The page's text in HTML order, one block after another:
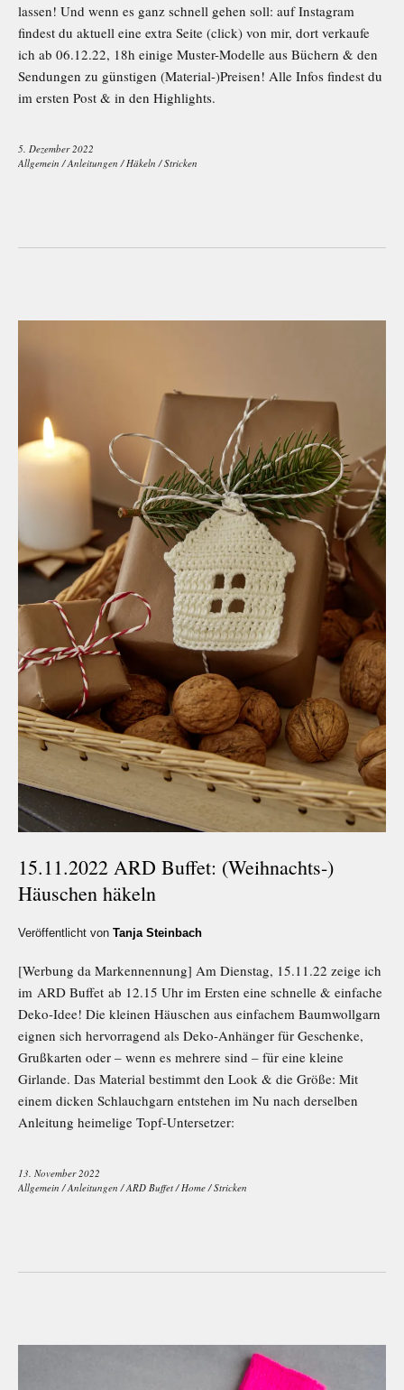
lassen! Und wenn es ganz schnell gehen soll: auf Instagram
findest du aktuell eine extra Seite (click) von mir, dort verkaufe
ich ab 06.12.22, 18h einige Muster-Modelle aus Büchern & den
Sendungen zu günstigen (Material-)Preisen! Alle Infos findest du
im ersten Post & in den Highlights.
5. Dezember 2022
Allgemein /Anleitungen /Häkeln /Stricken
15.11.2022 ARD Buffet: (Weihnachts-)
Häuschen häkeln
Veröffentlicht von Tanja Steinbach
[Werbung da Markennennung] Am Dienstag, 15.11.22 zeige ich
im ARD Buffet ab 12.15 Uhr im Ersten eine schnelle & einfache
Deko-Idee! Die kleinen Häuschen aus einfachem Baumwollgarn
eignen sich hervorragend als Deko-Anhänger für Geschenke,
Grußkarten oder – wenn es mehrere sind – für eine kleine
Girlande. Das Material bestimmt den Look & die Größe: Mit
einem dicken Schlauchgarn entstehen im Nu nach derselben
Anleitung heimelige Topf-Untersetzer:
13. November 2022
Allgemein /Anleitungen /ARD Buffet/Home/Stricken